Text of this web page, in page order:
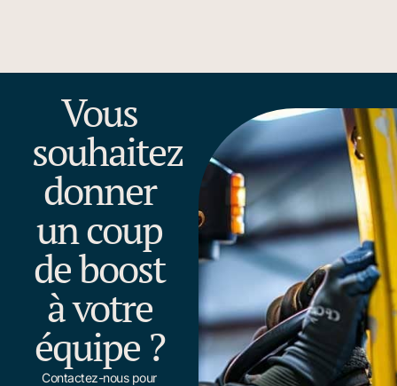
Vous
souhaitez
donner
un coup
de boost
à votre
équipe ?
Contactez-nous pour